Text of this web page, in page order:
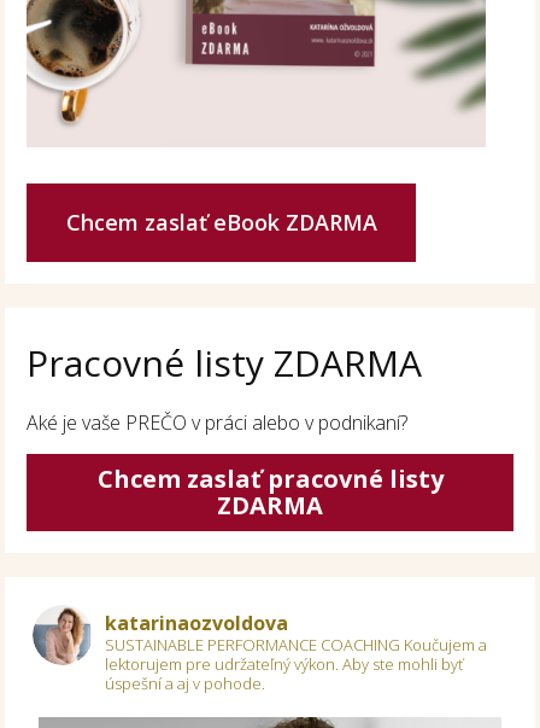
Chcem zaslať eBook ZDARMA
Pracovné listy ZDARMA
Aké je vaše PREČO v práci alebo v podnikaní?
Chcem zaslať pracovné listy
ZDARMA
katarinaozvoldova
SUSTAINABLE PERFORMANCE COACHING Koučujem a
lektorujem pre udržateľný výkon.Aby ste mohli byť
úspešní a aj v pohode.